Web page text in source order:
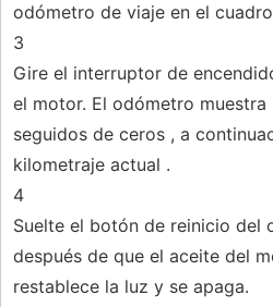
odómetro de viaje en el
3
Gire el interruptor de
el motor. El odómetro muestra
seguidos de ceros , a
kilometraje actual .
4
Suelte el botón de reinicio del
después de que el aceite del
restablece la luz y se apaga.